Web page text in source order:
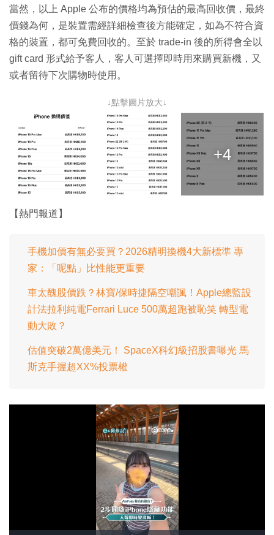
當然，以上 Apple 公布的價格均為預估的最高回收價，最終
價錢為何，是裝置需經詳細檢查後方能確定，如為不符合資
格的裝置，都可免費回收的。至於 trade-in 後的所得會全以
gift card 形式給予客人，客人可選擇即時用來購買新機，又
或者留待下次購物時使用。
↓點擊圖片放大↓
+4
【熱門報道】
手機加價有無必要買？2026精明換機4大新標準 專
家：「呢點」比性能更重要
車太醜股價跌？林寶/保時捷隔空嘲諷！Apple總監設
計法拉利純電Ferrari Luce 500萬超跑被恥笑 轉型電
動大敗？
估值突破2萬億美元！ SpaceX科幻級招股書曝光 馬
斯克手握超XX%投票權